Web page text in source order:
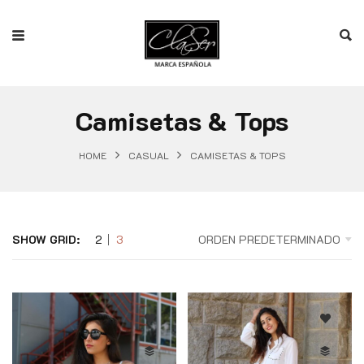
Camisetas & Tops
HOME CASUAL CAMISETAS & TOPS
SHOW GRID: 2 3 ORDEN PREDETERMINADO